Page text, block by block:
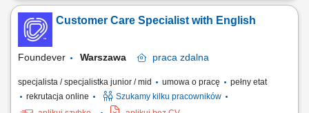
Prowadzenie pierwszych rozmów z interesantami umawiającymi się z
nami na rozmowy przez naszą stronę www; zawieranie umów z
klientami na realizację naszych usług; nadzorowanie płatności;
zbieranie niezbędnych informacji...
Customer Care Specialist with English
Foundever Warszawa praca zdalna
specjalista / specjalistka junior / mid umowa o pracę
pełny etat
rekrutacja online
Szukamy kilku pracowników